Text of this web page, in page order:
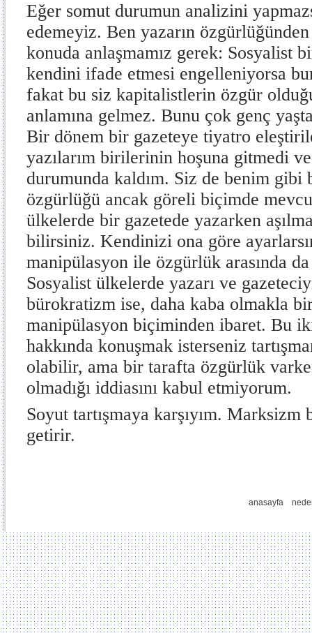
Eğer somut durumun analizini
edemeyiz. Ben yazarın
konuda anlaşmamız gerek: Sosyalist
kendini ifade etmesi engelleniyorsa
fakat bu siz kapitalistlerin özgür
anlamına gelmez. Bunu çok genç
Bir dönem bir gazeteye tiyatro
yazılarım birilerinin hoşuna gitmedi
durumunda kaldım. Siz de benim gibi
özgürlüğü ancak göreli biçimde
ülkelerde bir gazetede yazarken
bilirsiniz. Kendinizi ona göre
manipülasyon ile özgürlük arasında
Sosyalist ülkelerde yazarı ve
bürokratizm ise, daha kaba olmakla
manipülasyon biçiminden ibaret. Bu
hakkında konuşmak isterseniz
olabilir, ama bir tarafta özgürlük
olmadığı iddiasını kabul etmiyorum.
Soyut tartışmaya karşıyım.
getirir.
anasayfa